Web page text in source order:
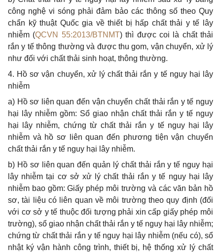
công nghệ vi sóng phải đảm bảo các thông số theo Quy
chẩn kỹ thuật Quốc gia về thiết bị hấp chất thải y tế lây
nhiễm (QCVN 55:2013/BTNMT) thì được coi là chất thải
rắny tế thông thường và được thu gom, vận chuyển, xử lý
như đối với chất thải sinh hoạt, thông thường.
4. Hồ sơ vận chuyển, xử lý chất thải rắn y tế nguy hại lây
nhiễm
a) Hồ sơ liên quan đến vận chuyển chất thải rắn y tế nguy
hại lây nhiễm gồm: Sổ giao nhận chất thải rắn y tế nguy
hại lây nhiễm, chứng từ chất thải rắn y tế nguy hại lây
nhiễm và hồ sơ liên quan đến phương tiện vận chuyển
chất thải rắn y tế nguy hại lây nhiễm.
b) Hồ sơ liên quan đến quản lý chất thải rắn y tế nguy hại
lây nhiễm tại cơ sở xử lý chất thải rắn y tế nguy hại lây
nhiễm bao gồm: Giấy phép môi trường và các văn bản hồ
sơ, tài liệu có liên quan về môi trường theo quy định (đối
với cơ sở y tế thuộc đối tượng phải xin cấp giấy phép môi
trường), sổ giao nhận chất thải rắn y tế nguy hại lây nhiễm;
chứng từ chất thải rắn y tế nguy hại lây nhiễm (nếu có), sổ
nhật ký vận hành công trình, thiết bị, hệ thống xử lý chất